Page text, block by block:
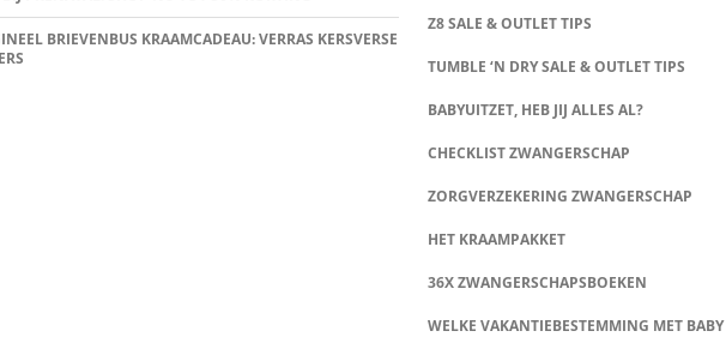
BRIEVENBUS KRAAMCADEAU: VERRAS KERSVERSE
Z8 SALE & OUTLET TIPS
TUMBLE ‘N DRY SALE & OUTLET TIPS
BABYUITZET, HEB JIJ ALLES AL?
CHECKLIST ZWANGERSCHAP
ZORGVERZEKERING ZWANGERSCHAP
HET KRAAMPAKKET
36X ZWANGERSCHAPSBOEKEN
WELKE VAKANTIEBESTEMMING MET BABY